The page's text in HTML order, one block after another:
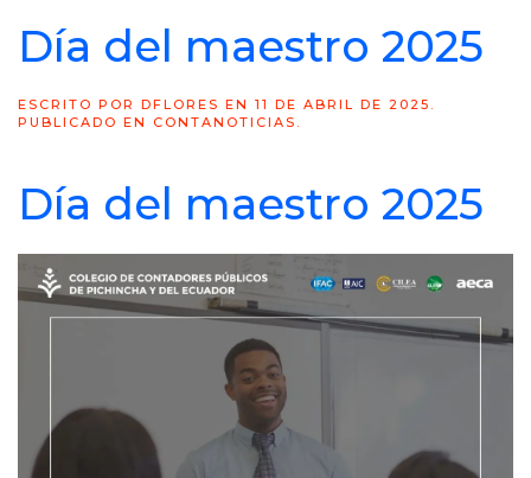
Día del maestro 2025
ESCRITO POR DFLORES EN 11 DE ABRIL DE 2025 .
PUBLICADO EN CONTANOTICIAS .
Día del maestro 2025